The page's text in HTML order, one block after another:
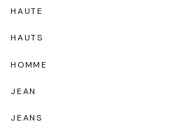
HAUTE
HAUTS
HOMME
JEAN
JEANS